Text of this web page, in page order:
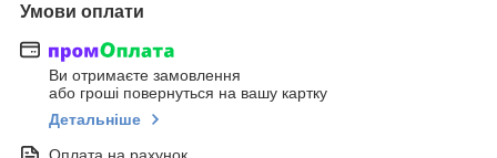
Умови оплати
Ви отримаєте замовлення
або гроші повернуться на вашу картку
Детальніше